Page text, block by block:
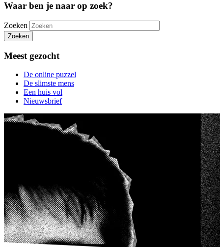
Waar ben je naar op zoek?
Zoeken
Zoeken
Meest gezocht
De online puzzel
De slimste mens
Een huis vol
Nieuwsbrief